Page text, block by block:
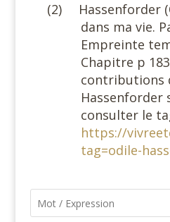
(2)
Hassenforder
dans ma vie.
Empreinte
Chapitre p
contributions
Hassenforder
consulter le
https://
tag=odile-